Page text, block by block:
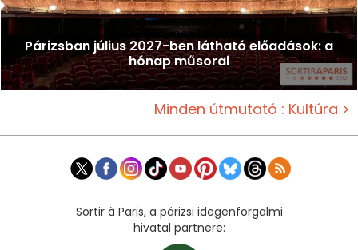
Párizsban július 2027-ben látható előadások: a
hónap műsorai
Minden útmutató : Kultúra >
Sortir à Paris, a párizsi idegenforgalmi
hivatal partnere: